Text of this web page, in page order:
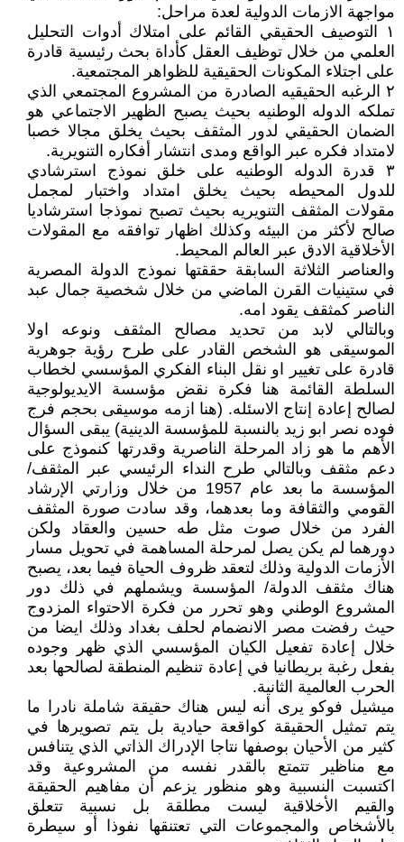
مواجهة الازمات الدولية لعدة مراحل:
١ التوصيف الحقيقي القائم على امتلاك أدوات التحليل
العلمي من خلال توظيف العقل كأداة بحث رئيسية قادرة
على اجتلاء المكونات الحقيقية للظواهر المجتمعية.
٢ الرغبه الحقيقيه الصادرة من المشروع المجتمعي الذي
تملكه الدوله الوطنيه بحيث يصبح الظهير الاجتماعي هو
الضمان الحقيقي لدور المثقف بحيث يخلق مجالا خصبا
لامتداد فكره عبر الواقع ومدى انتشار أفكاره التنويرية.
٣ قدرة الدوله الوطنيه على خلق نموذج استرشادي
للدول المحيطه بحيث يخلق امتداد واختبار لمجمل
مقولات المثقف التنويريه بحيث تصبح نموذجا استرشاديا
صالح لأكثر من البيئه وكذلك اظهار توافقه مع المقولات
الأخلاقية الادق عبر العالم المحيط.
والعناصر الثلاثة السابقة حققتها نموذج الدولة المصرية
في ستينيات القرن الماضي من خلال شخصية جمال عبد
الناصر كمثقف يقود امه.
وبالتالي لابد من تحديد مصالح المثقف ونوعه اولا
الموسيقى هو الشخص القادر على طرح رؤية جوهرية
قادرة على تغيير او نقل البناء الفكري المؤسسي لخطاب
السلطة القائمة هنا فكرة نقض مؤسسة الايديولوجية
لصالح إعادة إنتاج الاسئله. (هنا ازمه موسيقى بحجم فرج
فوده نصر ابو زيد بالنسبة للمؤسسة الدينية) يبقى السؤال
الأهم ما هو زاد المرحلة الناصرية وقدرتها كنموذج على
دعم مثقف وبالتالي طرح النداء الرئيسي عبر المثقف/
المؤسسة ما بعد عام 1957 من خلال وزارتي الإرشاد
القومي والثقافة وما بعدهما، وقد سادت صورة المثقف
الفرد من خلال صوت مثل طه حسين والعقاد ولكن
دورهما لم يكن يصل لمرحلة المساهمة في تحويل مسار
الأزمات الدولية وذلك لتعقد ظروف الحياة فيما بعد، يصبح
هناك مثقف الدولة/ المؤسسة ويشملهم في ذلك دور
المشروع الوطني وهو تحرر من فكرة الاحتواء المزدوج
حيث رفضت مصر الانضمام لحلف بغداد وذلك ايضا من
خلال إعادة تفعيل الكيان المؤسسي الذي ظهر وجوده
بفعل رغبة بريطانيا في إعادة تنظيم المنطقة لصالحها بعد
الحرب العالمية الثانية.
ميشيل فوكو يرى أنه ليس هناك حقيقة شاملة نادرا ما
يتم تمثيل الحقيقة كواقعة حيادية بل يتم تصويرها في
كثير من الأحيان بوصفها نتاجا الإدراك الذاتي الذي يتنافس
مع مناظير تتمتع بالقدر نفسه من المشروعية وقد
اكتسبت النسبية وهو منظور يزعم أن مفاهيم الحقيقة
والقيم الأخلاقية ليست مطلقة بل نسبية تتعلق
بالأشخاص والمجموعات التي تعتنقها نفوذا أو سيطرة